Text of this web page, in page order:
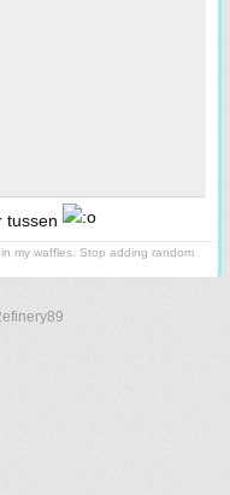
tussen
my waffles. Stop adding random